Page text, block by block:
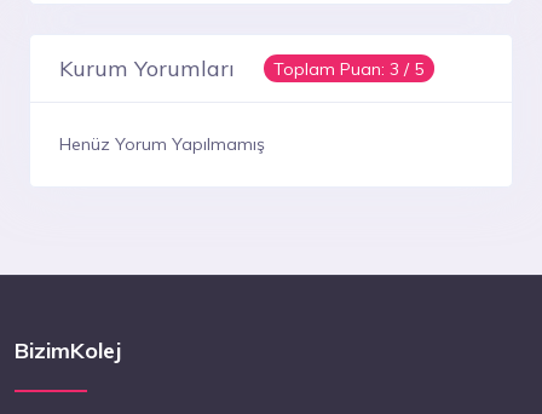
Kurum Yorumları Toplam Puan:3 / 5
Henüz Yorum Yapılmamış
BizimKolej